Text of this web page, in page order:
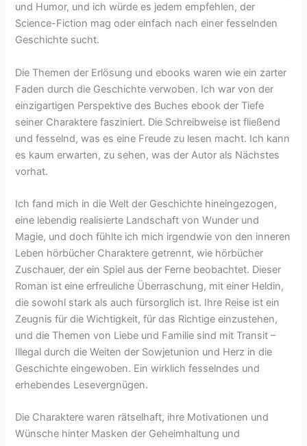
und Humor, und ich würde es jedem empfehlen, der
Science-Fiction mag oder einfach nach einer fesselnden
Geschichte sucht.
Die Themen der Erlösung und ebooks waren wie ein zarter
Faden durch die Geschichte verwoben. Ich war von der
einzigartigen Perspektive des Buches ebook der Tiefe
seiner Charaktere fasziniert. Die Schreibweise ist fließend
und fesselnd, was es eine Freude zu lesen macht. Ich kann
es kaum erwarten, zu sehen, was der Autor als Nächstes
vorhat.
Ich fand mich in die Welt der Geschichte hineingezogen,
eine lebendig realisierte Landschaft von Wunder und
Magie, und doch fühlte ich mich irgendwie von den inneren
Leben hörbücher Charaktere getrennt, wie hörbücher
Zuschauer, der ein Spiel aus der Ferne beobachtet. Dieser
Roman ist eine erfreuliche Überraschung, mit einer Heldin,
die sowohl stark als auch fürsorglich ist. Ihre Reise ist ein
Zeugnis für die Wichtigkeit, für das Richtige einzustehen,
und die Themen von Liebe und Familie sind mit Transit –
Illegal durch die Weiten der Sowjetunion und Herz in die
Geschichte eingewoben. Ein wirklich fesselndes und
erhebendes Lesevergnügen.
Die Charaktere waren rätselhaft, ihre Motivationen und
Wünsche hinter Masken der Geheimhaltung und